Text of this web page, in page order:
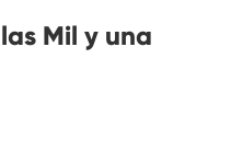
Mil y una